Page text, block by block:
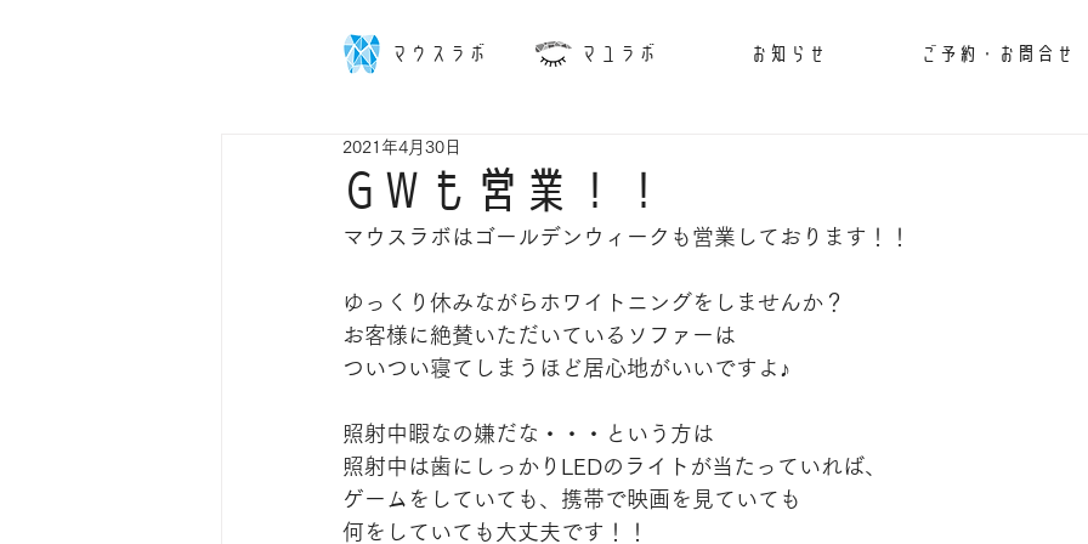
マウスラボ マユラボ お知らせ ご予約・お問合せ
GWも営業！！
2021年4月30日
マウスラボはゴールデンウィークも営業しております！！
ゆっくり休みながらホワイトニングをしませんか？
お客様に絶賛いただいているソファーは
ついつい寝てしまうほど居心地がいいですよ♪
照射中暇なの嫌だな・・・という方は
照射中は歯にしっかりLEDのライトが当たっていれば、
ゲームをしていても、携帯で映画を見ていても
何をしていても大丈夫です！！